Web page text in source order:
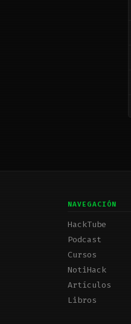
NAVEGACIÓN
HackTube
Podcast
Cursos
NotiHack
Artículos
Libros